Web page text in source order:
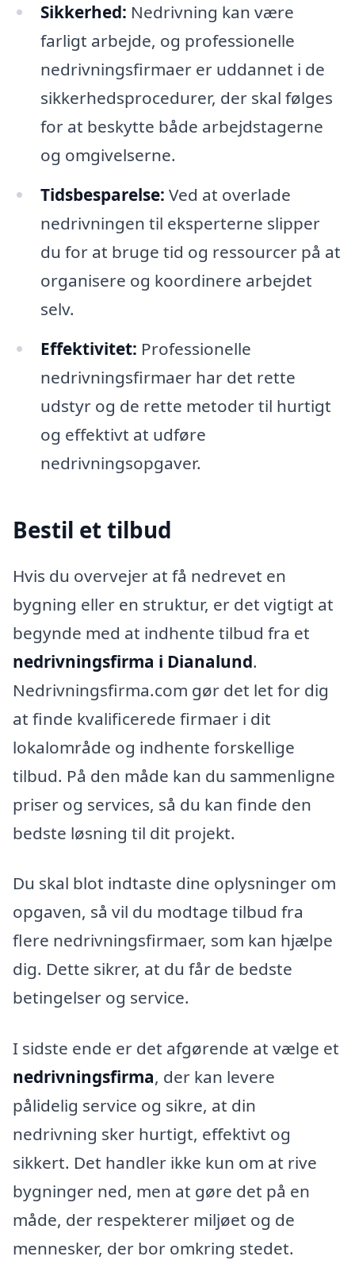
Sikkerhed: Nedrivning kan være
farligt arbejde, og professionelle
nedrivningsfirmaer er uddannet i de
sikkerhedsprocedurer, der skal følges
for at beskytte både arbejdstagerne
og omgivelserne.
Tidsbesparelse: Ved at overlade
nedrivningen til eksperterne slipper
du for at bruge tid og ressourcer på at
organisere og koordinere arbejdet
selv.
Effektivitet: Professionelle
nedrivningsfirmaer har det rette
udstyr og de rette metoder til hurtigt
og effektivt at udføre
nedrivningsopgaver.
Bestil et tilbud
Hvis du overvejer at få nedrevet en
bygning eller en struktur, er det vigtigt at
begynde med at indhente tilbud fra et
nedrivningsfirma i Dianalund.
Nedrivningsfirma.com gør det let for dig
at finde kvalificerede firmaer i dit
lokalområde og indhente forskellige
tilbud. På den måde kan du sammenligne
priser og services, så du kan finde den
bedste løsning til dit projekt.
Du skal blot indtaste dine oplysninger om
opgaven, så vil du modtage tilbud fra
flere nedrivningsfirmaer, som kan hjælpe
dig. Dette sikrer, at du får de bedste
betingelser og service.
I sidste ende er det afgørende at vælge et
nedrivningsfirma, der kan levere
pålidelig service og sikre, at din
nedrivning sker hurtigt, effektivt og
sikkert. Det handler ikke kun om at rive
bygninger ned, men at gøre det på en
måde, der respekterer miljøet og de
mennesker, der bor omkring stedet.